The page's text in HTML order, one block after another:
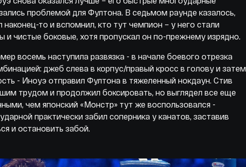
проблемой для Фултона. В седьмом раунде казалось,
то и вспомнил, кто тут чемпион – у него стали
и чистые боковые, хотя пропускал он по-прежнему изрядно.
восемь наступила развязка - в начале боевого отрезка
джеб слева в корпус/правый кросс в голову и затем
- Иноуэ отправил Фултона в тяжеленный нокдаун. Стив
трудом и продолжил боксировать, но выглядел все еще
чем японский «Монстр» тут же воспользовался -
практически забил соперника у канатов, заставив
и остановить забой.